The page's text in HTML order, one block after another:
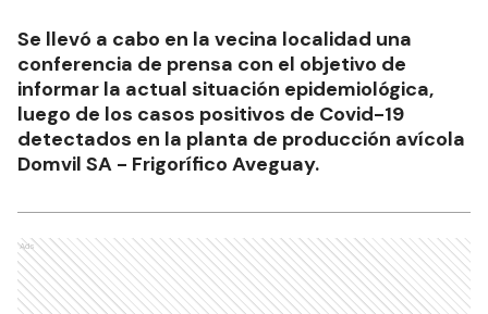
Se llevó a cabo en la vecina localidad una
conferencia de prensa con el objetivo de
informar la actual situación epidemiológica,
luego de los casos positivos de Covid-19
detectados en la planta de producción avícola
Domvil SA - Frigorífico Aveguay.
Ads